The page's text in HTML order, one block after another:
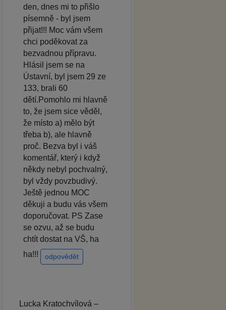
den, dnes mi to přišlo
písemně - byl jsem
přijat!!! Moc vám všem
chci poděkovat za
bezvadnou přípravu.
Hlásil jsem se na
Ústavní, byl jsem 29 ze
133, brali 60
dětí.Pomohlo mi hlavně
to, že jsem sice věděl,
že místo a) mělo být
třeba b), ale hlavně
proč. Bezva byl i váš
komentář, který i když
někdy nebyl pochvalný,
byl vždy povzbudivý.
Ještě jednou MOC
děkuji a budu vás všem
doporučovat. PS Zase
se ozvu, až se budu
chtít dostat na VŠ, ha
ha!!!
odpovědět
Lucka Kratochvílová –